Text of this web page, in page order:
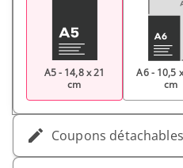
A5 - 14,8 x 21
cm
A6 - 10,5
cm
Coupons détachables